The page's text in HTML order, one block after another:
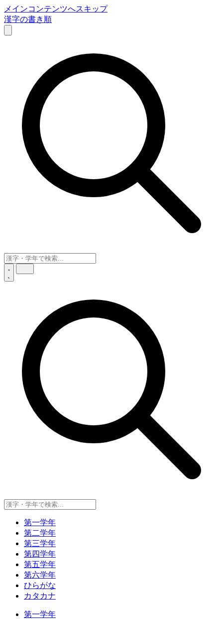
メインコンテンツへスキップ
漢字の書き順
第一学年
第二学年
第三学年
第四学年
第五学年
第六学年
ひらがな
カタカナ
第一学年